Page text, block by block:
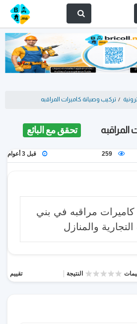
/ تركيب وصيانة كاميرات المراقبه
المراقبه تحقق مع البائع
259 قبل 3 أعوام
مراقبه في بني
والمنازل
تقييم النتيجة